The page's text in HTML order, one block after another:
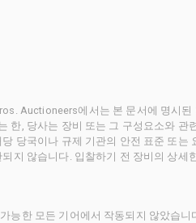
Auctioneers에서는 본 문서에 명시
한, 당사는 장비 또는 그 구성요소와 관
당국이나 규제 기관의 안전 표준 또는
지 않습니다. 입찰하기 전 장비의 상세
능한 모든 기어에서 작동되지 않았습